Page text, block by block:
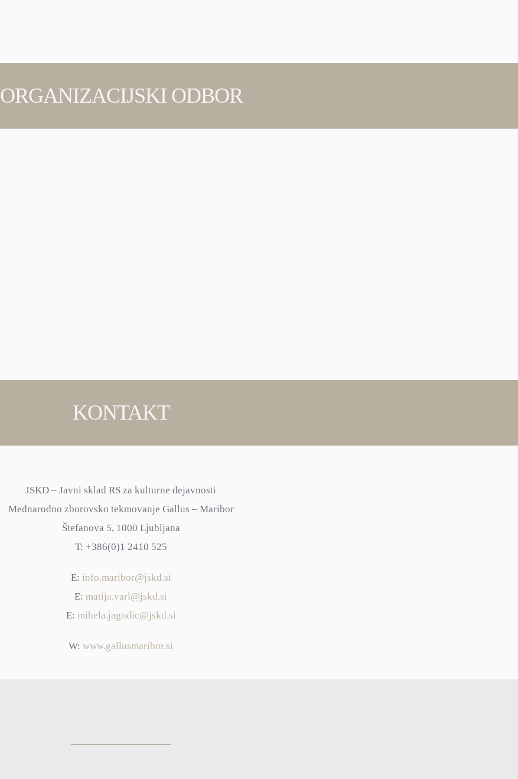
ORGANIZACIJSKI ODBOR
KONTAKT
JSKD – Javni sklad RS za kulturne dejavnosti
Mednarodno zborovsko tekmovanje Gallus – Maribor
Štefanova 5, 1000 Ljubljana
T: +386(0)1 2410 525
E: info.maribor@jskd.si
E:matija.varl@jskd.si
E: mihela.jagodic@jskd.si
W:www.gallusmaribor.si